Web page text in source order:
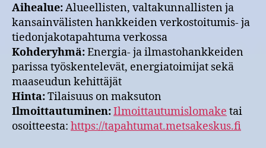
Aihealue:Alueellisten, valtakunnallisten ja
kansainvälisten hankkeiden verkostoitumis- ja
tiedonjakotapahtuma verkossa
Kohderyhmä:Energia- ja ilmastohankkeiden
parissa työskentelevät, energiatoimijat sekä
maaseudun kehittäjät
Hinta:Tilaisuus on maksuton
Ilmoittautuminen:Ilmoittautumislomake tai
osoitteesta: https://tapahtumat.metsakeskus.fi